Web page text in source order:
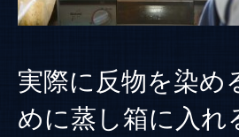
実際に反物を染め
めに蒸し箱に入れ